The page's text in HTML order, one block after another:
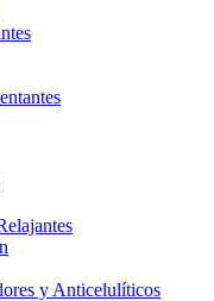
y Anticelulíticos